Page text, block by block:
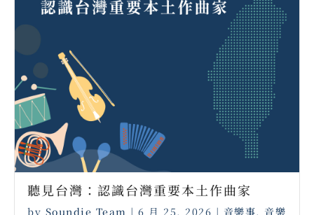
聽見台灣：認識台灣重要本土作曲家 ⠀
by Soundie Team | 6 月 25, 2026 | 音樂事, 音樂